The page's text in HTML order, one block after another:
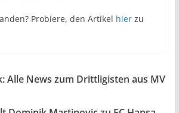
Probiere, den Artikel hierzu
Alle News zum Drittligisten aus MV